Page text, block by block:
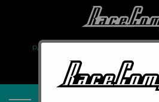
PARTENARIAT
COMPTE PRO